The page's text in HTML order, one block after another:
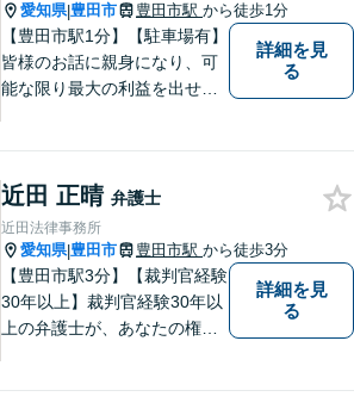
愛知県|豊田市 豊田市駅 から徒歩1分
【豊田市駅1分】【駐車場有】
皆様のお話に親身になり、可
能な限り最大の利益を出せる
お困りの方はなんでもご相談
ください。先を見据えた解決
策をご提案いたします。
詳細を見
る
近田 正晴 弁護士
近田法律事務所
愛知県|豊田市 豊田市駅 から徒歩3分
【豊田市駅3分】【裁判官経験
30年以上】裁判官経験30年以
上の弁護士が、あなたの権利
詳細を見
る